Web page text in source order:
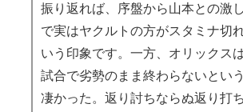
振り返れば、序盤から山本との激
で実はヤクルトの方がスタミナ切
いう印象です。一方、オリックス
試合で劣勢のまま終わらないとい
凄かった。返り討ちならぬ返り打